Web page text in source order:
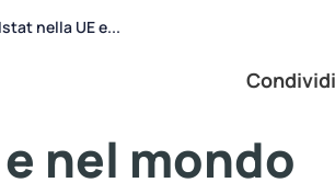
nella UE e...
nel mondo